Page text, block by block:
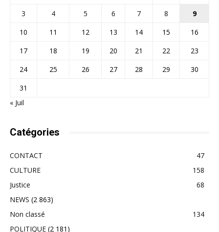
3
4 5 6 7 8
9
10
11 12 13 14 15
16
17
18 19 20 21 22
23
24
25 26 27 28 29
30
31
« Juil
Catégories
CONTACT
47
CULTURE
158
Justice
68
NEWS (2 863)
Non classé
134
POLITIQUE (2 181)